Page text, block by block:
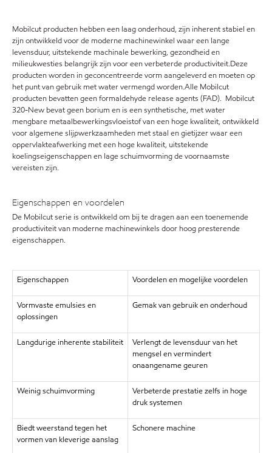
Mobilcut producten hebben een laag onderhoud, zijn inherent stabiel en
zijn ontwikkeld voor de moderne machinewinkel waar een lange
levensduur, uitstekende machinale bewerking, gezondheid en
milieukwesties belangrijk zijn voor een verbeterde productiviteit.Deze
producten worden in geconcentreerde vorm aangeleverd en moeten op
het punt van gebruik met water vermengd worden.Alle Mobilcut
producten bevatten geen formaldehyde release agents (FAD). Mobilcut
320-New bevat geen borium en is een synthetische, met water
mengbare metaalbewerkingsvloeistof van een hoge kwaliteit, ontwikkeld
voor algemene slijpwerkzaamheden met staal en gietijzer waar een
oppervlakteafwerking met een hoge kwaliteit, uitstekende
koelingseigenschappen en lage schuimvorming de voornaamste
vereisten zijn.
Eigenschappen en voordelen
De Mobilcut serie is ontwikkeld om bij te dragen aan een toenemende
productiviteit van moderne machinewinkels door hoog presterende
eigenschappen.
Eigenschappen Voordelen en mogelijke voordelen
Vormvaste emulsies en
oplossingen
Gemak van gebruik en onderhoud
Langdurige inherente stabiliteit
Verlengt de levensduur van het
mengsel en vermindert
onaangename geuren
Weinig schuimvorming
Verbeterde prestatie zelfs in hoge
druk systemen
Biedt weerstand tegen het
vormen van kleverige aanslag
Schonere machine